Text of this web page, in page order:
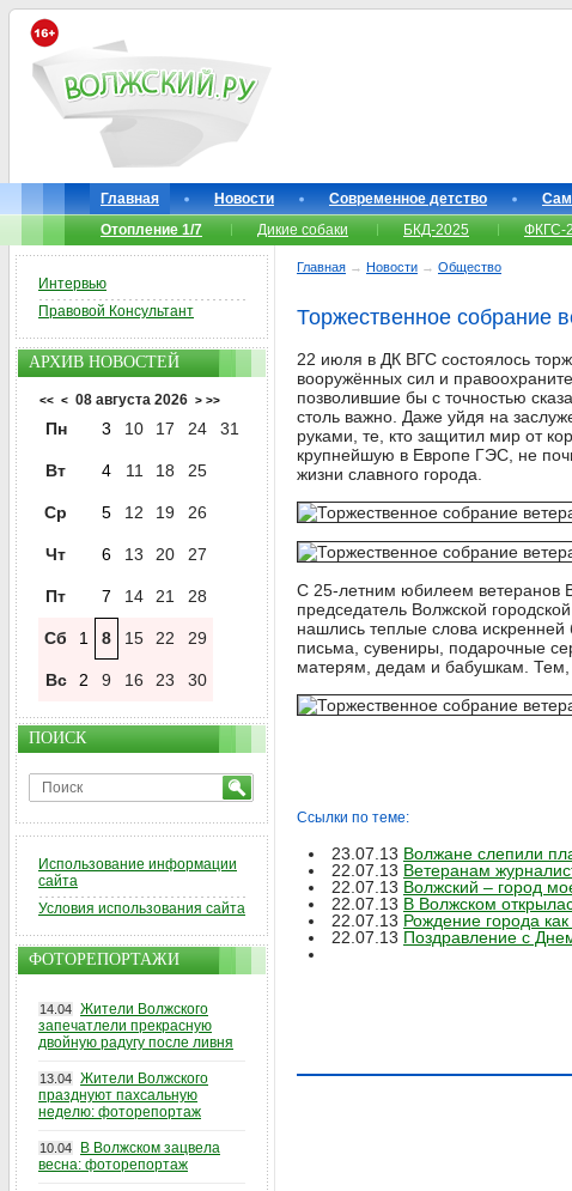
Главная Новости Современное детство Сам
Отопление 1/7
Дикие собаки БКД-2025 ФКГС-
Главная → Новости → Общество
Торжественное собрание
22 июля в ДК ВГС состоялось
вооружённых сил и
позволившие бы с точностью
столь важно. Даже уйдя на
руками, те, кто защитил мир от
крупнейшую в Европе ГЭС, не
жизни славного города.
С 25-летним юбилеем ветеранов
председатель Волжской
нашлись теплые слова
письма, сувениры, подарочные
матерям, дедам и бабушкам. Тем,
Ссылки по теме:
23.07.13 Волжане слепили
22.07.13 Ветеранам
22.07.13 Волжский – город
22.07.13 В Волжском
22.07.13 Рождение города
22.07.13 Поздравление с
Интервью
Правовой Консультант
АРХИВ НОВОСТЕЙ
<< < 08 августа 2026 > >>
Пн 3 10 17 24 31
Вт 4 11 18 25
Ср 5 12 19 26
Чт 6 13 20 27
Пт 7 14 21 28
Сб 1 8 15 22 29
Вс 2 9 16 23 30
ПОИСК
Использование информации
сайта
Условия использования сайта
ФОТОРЕПОРТАЖИ
14.04 Жители Волжского
запечатлели прекрасную
двойную радугу после ливня
13.04 Жители Волжского
празднуют пахсальную
неделю: фоторепортаж
10.04
В Волжском зацвела
весна: фоторепортаж